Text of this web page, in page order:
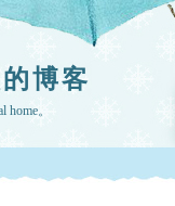
博客
home。